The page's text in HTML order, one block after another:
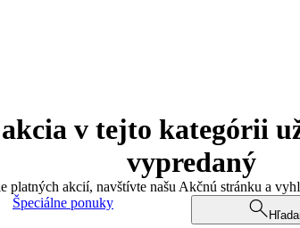
v tejto kategórii
vypredaný
platných akcií, navštívte našu Akčnú stránku a
Špeciálne ponuky